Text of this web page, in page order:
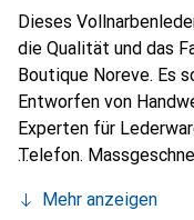
Dieses
die Qualität und das
Boutique Noreve. Es
Entworfen von
Experten für
Telefon.
unverzichtbaren
Mehr anzeigen